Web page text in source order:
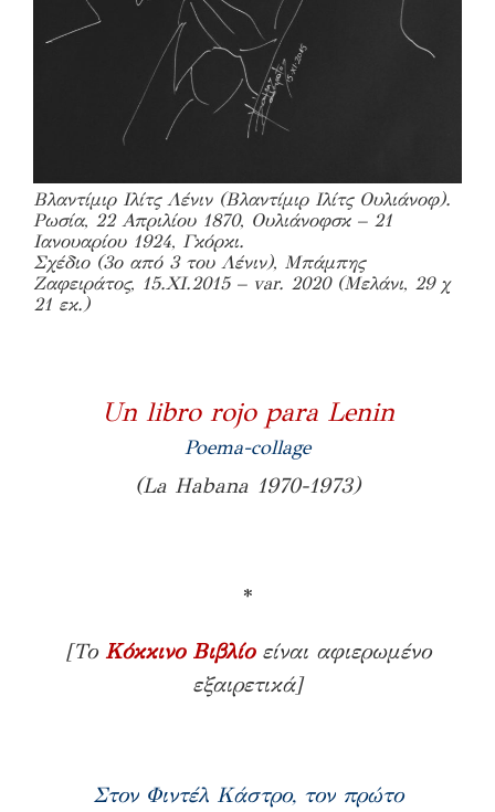
Βλαντίμιρ Ιλίτς Λένιν (Βλαντίμιρ Ιλίτς Ουλιάνοφ).
Ρωσία, 22 Απριλίου 1870, Ουλιάνοφσκ – 21
Ιανουαρίου 1924, Γκόρκι.
Σχέδιο (3ο από 3 του Λένιν), Μπάμπης
Ζαφειράτος, 15.XI.2015 – var. 2020 (Μελάνι, 29 χ
21 εκ.)
Un libro rojo para Lenin
Poema-collage
(La Habana 1970-1973)
*
[Το Κόκκινο Βιβλίοείναι αφιερωμένο
εξαιρετικά]
Στον Φιντέλ Κάστρο, τον πρώτο